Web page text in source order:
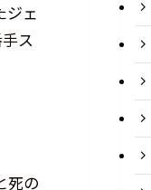
ジェ
ス
死の